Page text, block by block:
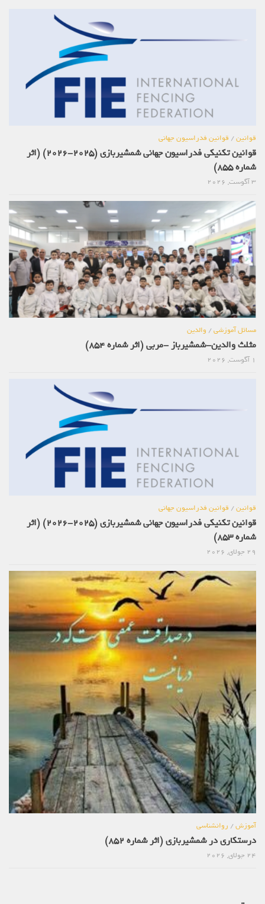
قوانین/ قوانین فدراسیون جهانی
قوانین تکنیکی فدراسیون جهانی شمشیربازی (2025-2026) (اثر
شماره 855)
3 آگوست, 2026
مسائل آموزشی/ والدین
مثلث والدین-شمشیرباز -مربی (اثر شماره 854)
1 آگوست, 2026
قوانین/ قوانین فدراسیون جهانی
قوانین تکنیکی فدراسیون جهانی شمشیربازی (2025-2026) (اثر
شماره 853)
29 جولای, 2026
آموزش/ روانشناسی
درستکاری در شمشیربازی (اثر شماره 852)
24 جولای, 2026